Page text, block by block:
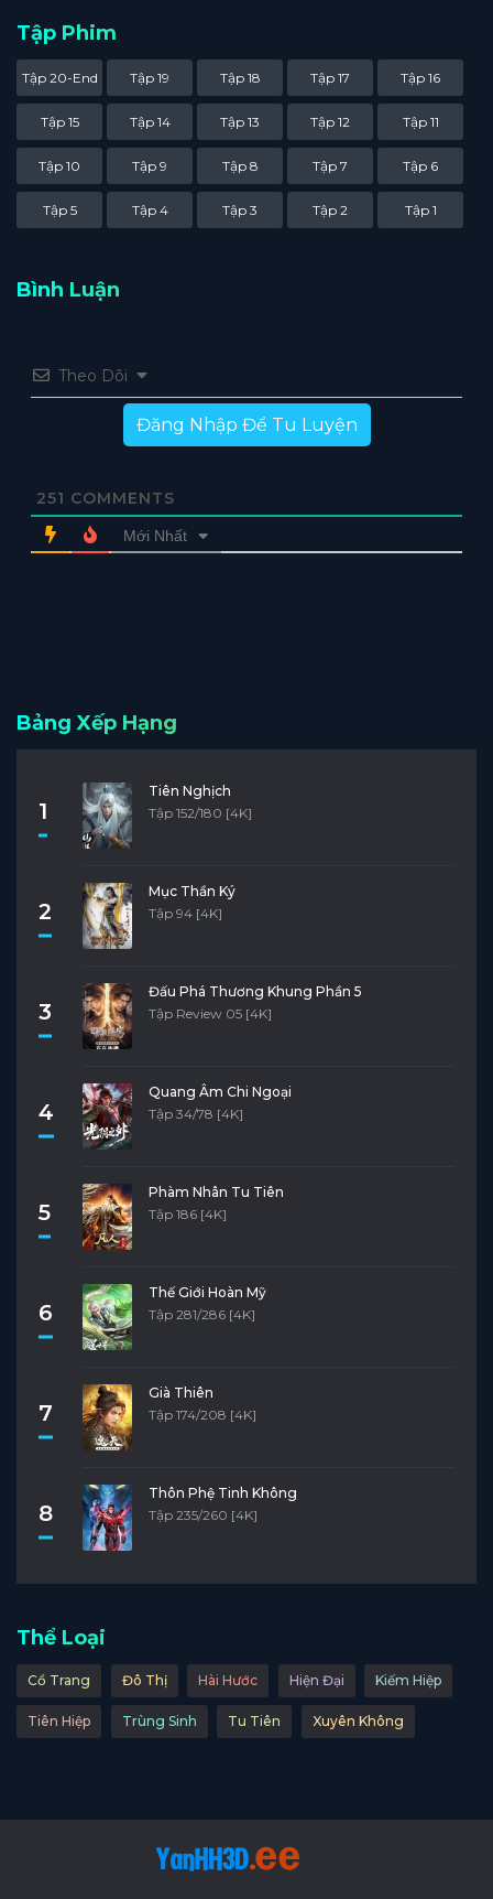
Tập Phim
Tập 20-End Tập 19 Tập 18 Tập 17 Tập 16
Tập 15 Tập 14 Tập 13 Tập 12 Tập 11
Tập 10 Tập 9 Tập 8 Tập 7 Tập 6
Tập 5 Tập 4 Tập 3 Tập 2 Tập 1
Bình Luận
Theo Dõi
Đăng Nhập Để Tu Luyện
251 COMMENTS
Mới Nhất
Bảng Xếp Hạng
1
Tiên Nghịch
Tập 152/180 [4K]
2
Mục Thần Ký
Tập 94 [4K]
3
Đấu Phá Thương Khung Phần 5
Tập Review 05 [4K]
4
Quang Âm Chi Ngoại
Tập 34/78 [4K]
5
Phàm Nhân Tu Tiên
Tập 186 [4K]
6
Thế Giới Hoàn Mỹ
Tập 281/286 [4K]
7
Già Thiên
Tập 174/208 [4K]
8
Thôn Phệ Tinh Không
Tập 235/260 [4K]
Thể Loại
Cổ Trang Đô Thị Hài Hước Hiện Đại Kiếm Hiệp
Tiên Hiệp Trùng Sinh Tu Tiên Xuyên Không